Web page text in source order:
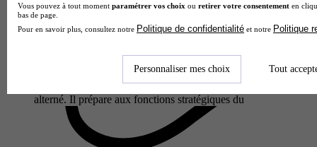
8 avis
Le MBA Marketing Sportif de WIN est une formation en 2
ans (Bac+4 et Bac+5), accessible en alternance ou en stage
alterné. Il prépare aux fonctions stratégiques du
Vous pouvez à tout moment paramétrer vos choix ou retirer votre consentement en
bas de page.
Pour en savoir plus, consultez notre Politique de confidentialité et notre Politique
Personnaliser mes choix Tout